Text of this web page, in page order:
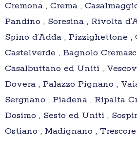
Cremona , Crema ,
Pandino , Soresina , Rivolta
Spino d’Adda , Pizzighettone ,
Castelverde , Bagnolo
Casalbuttano ed Uniti ,
Dovera , Palazzo Pignano ,
Sergnano , Piadena , Ripalta
Dosimo , Sesto ed Uniti ,
Ostiano , Madignano , Trescore